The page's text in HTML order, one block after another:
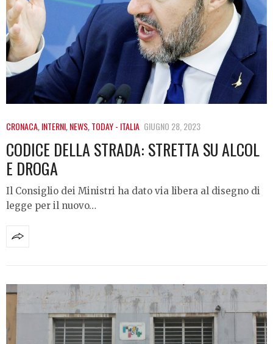
CRONACA,INTERNI,NEWS,TODAY - ITALIA GIUGNO 28, 2023
CODICE DELLA STRADA: STRETTA SU ALCOL
E DROGA
Il Consiglio dei Ministri ha dato via libera al disegno di
legge per il nuovo…